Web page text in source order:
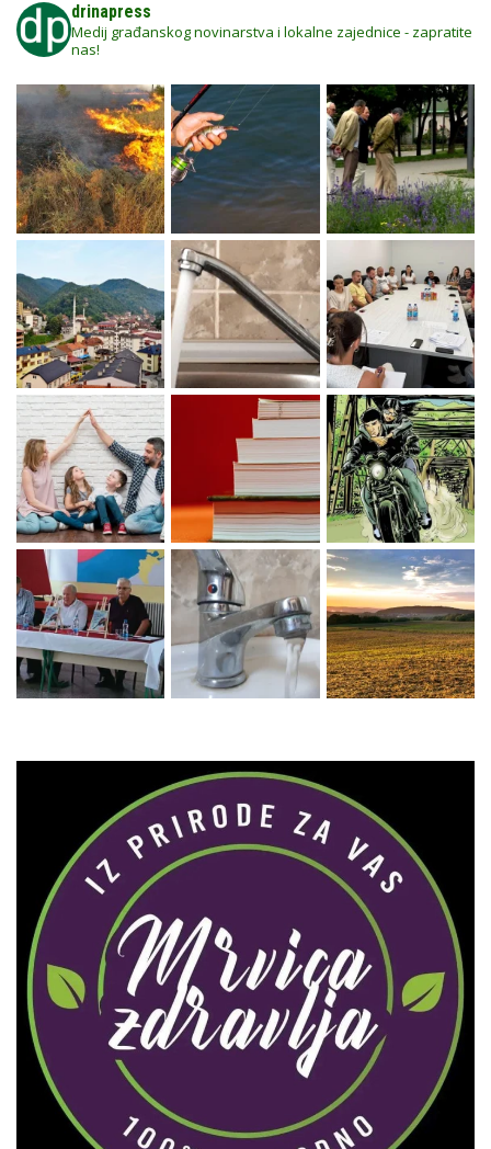
drinapress
Medij građanskog novinarstva i lokalne zajednice - zapratite
nas!